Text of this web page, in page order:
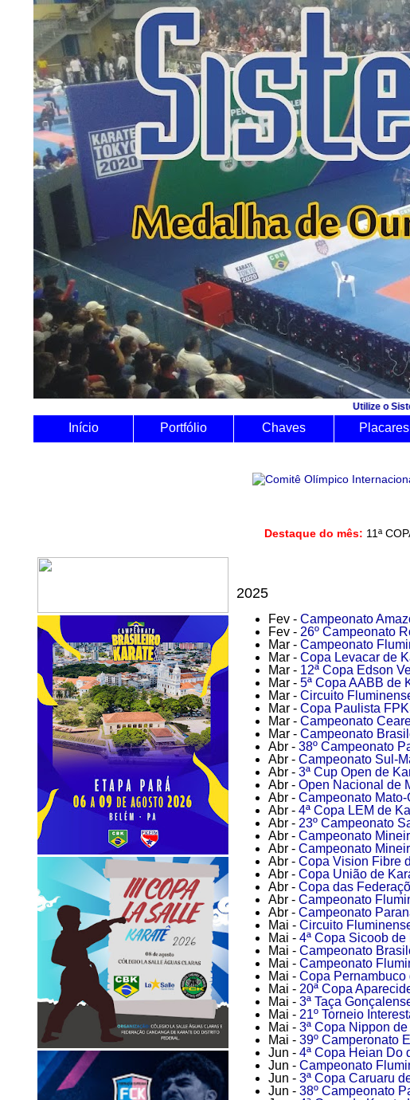
Utilize o Sistema Ronin e
Início Portfólio Chaves Placares
Destaque do mês:11ª
2025
Fev - Campeonato
Fev - 26º Campeonato
Mar - Campeonato
Mar - Copa Levacar de
Mar - 12ª Copa Edson
Mar - 5ª Copa AABB de
Mar - Circuito
Mar - Copa Paulista
Mar - Campeonato
Mar - Campeonato
Abr - 38º Campeonato
Abr - Campeonato Sul-
Abr - 3ª Cup Open de
Abr - Open Nacional de
Abr - Campeonato
Abr - 4ª Copa LEM de
Abr - 23º Campeonato
Abr - Campeonato
Abr - Campeonato
Abr - Copa Vision Fibre
Abr - Copa União de
Abr - Copa das
Abr - Campeonato
Abr - Campeonato
Mai - Circuito
Mai - 4ª Copa Sicoob
Mai - Campeonato
Mai - Campeonato
Mai - Copa Pernambuco
Mai - 20ª Copa
Mai - 3ª Taça
Mai - 21º Torneio
Mai - 3ª Copa Nippon
Mai - 39º Camperonato
Jun - 4ª Copa Heian Do
Jun - Campeonato
Jun - 3ª Copa Caruaru
Jun - 38º Campeonato